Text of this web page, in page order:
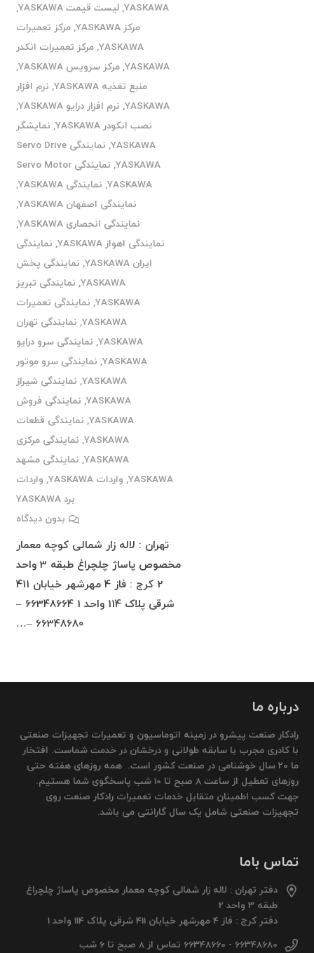
YASKAWA
,لیست قیمت YASKAWA
,
مرکز YASKAWA
,مرکز تعمیرات
YASKAWA
,مرکز تعمیرات انکدر
YASKAWA
,مرکز سرویس YASKAWA
,
منبع تغذیه YASKAWA
, نرم افزار
YASKAWA
, نرم افزار درایو YASKAWA
,
نصب انکودر YASKAWA
, نمایشگر
YASKAWA
,
نمایندگی Servo Drive
YASKAWA
,
نمایندگی Servo Motor
YASKAWA
, نمایندگی YASKAWA
,
نمایندگی اصفهان YASKAWA
,
نمایندگی انحصاری YASKAWA
,
نمایندگی اهواز YASKAWA
, نمایندگی
ایران YASKAWA
, نمایندگی پخش
YASKAWA
, نمایندگی تبریز
YASKAWA
, نمایندگی تعمیرات
YASKAWA
, نمایندگی تهران
YASKAWA
, نمایندگی سرو درایو
YASKAWA
, نمایندگی سرو موتور
YASKAWA
, نمایندگی شیراز
YASKAWA
, نمایندگی فروش
YASKAWA
, نمایندگی قطعات
YASKAWA
, نمایندگی مرکزی
YASKAWA
, نمایندگی مشهد
YASKAWA
, واردات YASKAWA , واردات
برد YASKAWA
بدون دیدگاه
تهران : لاله زار شمالی کوچه معمار
مخصوص پاساژ چلچراغ طبقه 3 واحد
2 کرج : فاز 4 مهرشهر خیابان 411
شرقی پلاک 114 واحد 1 66348664 –
66348680 –…
درباره ما
رادکار صنعت پیشرو در زمینه اتوماسیون و تعمیرات تجهیزات صنعتی
با کادری مجرب با سابقه طولانی و درخشان در خدمت شماست. افتخار
ما 20 سال خوشنامی در صنعت کشور است. همه روزهای هفته حتی
روزهای تعطیل از ساعت 8 صبح تا 10 شب پاسخگوی شما هستیم.
جهت کسب اطمینان متقابل خدمات تعمیرات رادکار صنعت روی
تجهیزات صنعتی شامل یک سال گارانتی می باشد.
تماس باما
دفتر تهران : لاله زار شمالی کوچه معمار مخصوص پاساژ چلچراغ
طبقه 3 واحد 2
دفتر کرج : فاز 4 مهرشهر خیابان 411 شرقی پلاک 114 واحد 1
66348680 - 66348660 تماس از 8 صبح تا 6 شب